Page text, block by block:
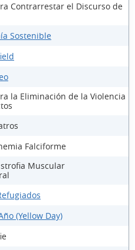
Contrarrestar el Discurso de
Sostenible
la Eliminación de la Violencia
Falciforme
Muscular
(Yellow Day)